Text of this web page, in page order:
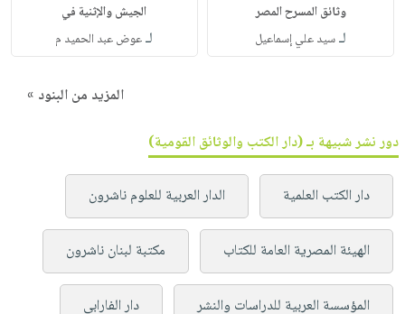
وثائق المسرح المصر
لـسيد علي إسماعيل
الجيش والإثنية في
لـعوض عبد الحميد م
المزيد من البنود »
دور نشر شبيهة بـ (دار الكتب والوثائق القومية)
دار الكتب العلمية الدار العربية للعلوم ناشرون
الهيئة المصرية العامة للكتاب مكتبة لبنان ناشرون
المؤسسة العربية للدراسات والنشر دار الفارابي